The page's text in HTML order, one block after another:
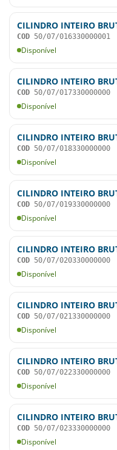
CILINDRO INTEIRO
COD 50/07/016330000001
Disponível
CILINDRO INTEIRO
COD 50/07/017330000000
Disponível
CILINDRO INTEIRO
COD 50/07/018330000000
Disponível
CILINDRO INTEIRO
COD 50/07/019330000000
Disponível
CILINDRO INTEIRO
COD 50/07/020330000000
Disponível
CILINDRO INTEIRO
COD 50/07/021330000000
Disponível
CILINDRO INTEIRO
COD 50/07/022330000000
Disponível
CILINDRO INTEIRO
COD 50/07/023330000000
Disponível